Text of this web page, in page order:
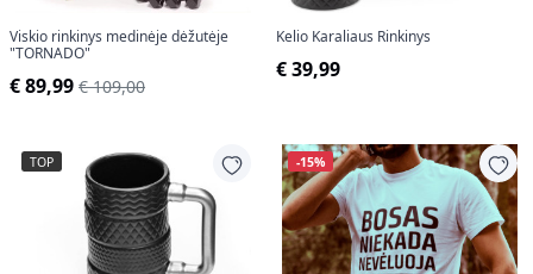
Viskio rinkinys medinėje dėžutėje
"TORNADO"
€ 89,99 € 109,00
Kelio Karaliaus Rinkinys
€ 39,99
TOP -15%